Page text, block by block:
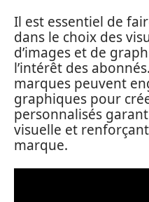
Il est essentiel de
dans le choix des
d’images et de
l’intérêt des
marques peuvent
graphiques pour
personnalisés
visuelle et
marque.